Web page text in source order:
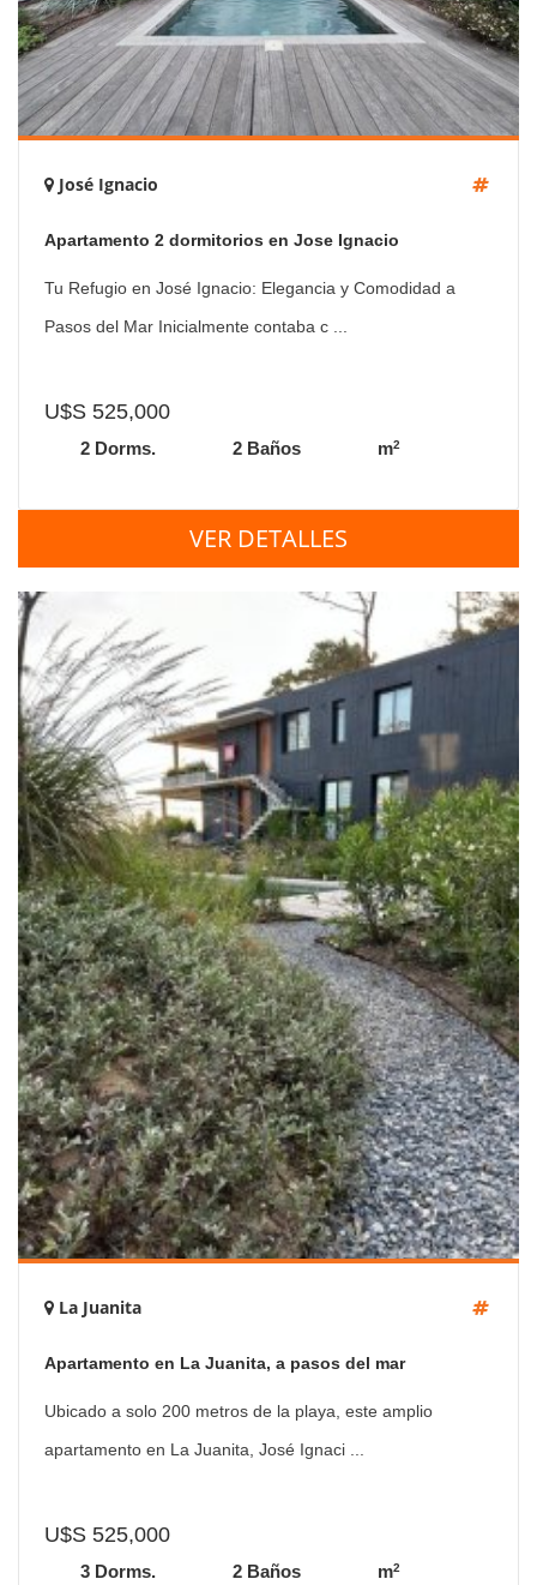
José Ignacio
Apartamento 2 dormitorios en Jose Ignacio
Tu Refugio en José Ignacio: Elegancia y Comodidad a
Pasos del Mar Inicialmente contaba c ...
U$S 525,000
2 Dorms. 2 Baños m2
VER DETALLES
La Juanita
Apartamento en La Juanita, a pasos del mar
Ubicado a solo 200 metros de la playa, este amplio
apartamento en La Juanita, José Ignaci ...
U$S 525,000
3 Dorms. 2 Baños m2